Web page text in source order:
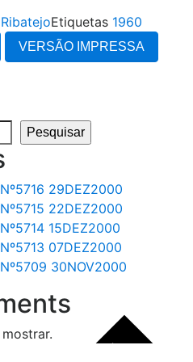
Etiquetas 1960
VERSÃO IMPRESSA
Pesquisar
29DEZ2000
22DEZ2000
15DEZ2000
07DEZ2000
30NOV2000